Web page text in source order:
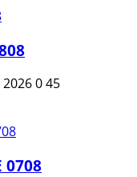
2026045
0708